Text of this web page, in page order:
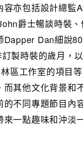
容亦包括設計總監
爵士暢談時裝
Dapper Dan細說
製時裝的歲月，
區工作室的項目
而其他文化背景和
的不同專題節目內
來一點趣味和沖淡